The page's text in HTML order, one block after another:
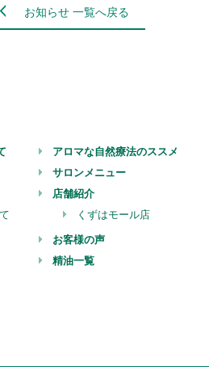
お知らせ 一覧へ戻る
アロマな自然療法のススメ
サロンメニュー
店舗紹介
くずはモール店
お客様の声
精油一覧